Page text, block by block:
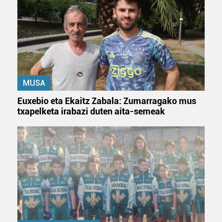
MUSA
Euxebio eta Ekaitz Zabala: Zumarragako mus
txapelketa irabazi duten aita-semeak